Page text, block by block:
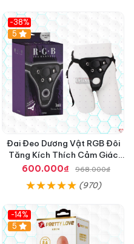
-38%
Hot
5
Đai Đeo Dương Vật RGB Đôi
Tăng Kích Thích Cảm Giác
Mạnh Mẽ
600.000₫ 968.000₫
(970)
-14%
5